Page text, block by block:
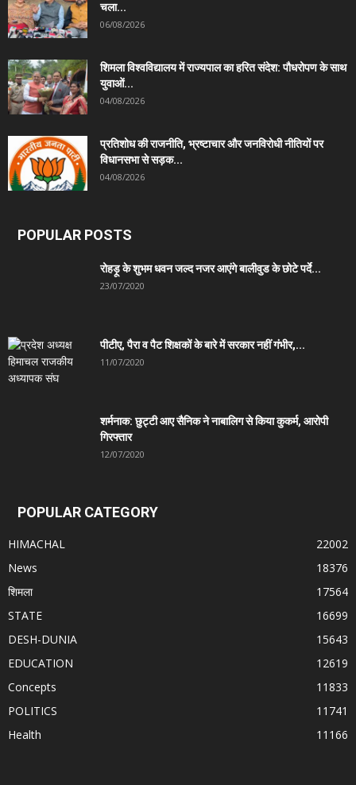
चला...
06/08/2026
शिमला विश्वविद्यालय में राज्यपाल का हरित संदेश: पौधरोपण के साथ
युवाओं...
04/08/2026
प्रतिशोध की राजनीति, भ्रष्टाचार और जनविरोधी नीतियों पर
विधानसभा से सड़क...
04/08/2026
POPULAR POSTS
रोहड़ू के शुभम धवन जल्द नजर आएंगे बालीवुड के छोटे पर्दे...
23/07/2020
पीटीए, पैरा व पैट शिक्षकों के बारे में सरकार नहीं गंभीर,...
11/07/2020
शर्मनाक: छुट्टी आए सैनिक ने नाबालिग से किया कुकर्म, आरोपी
गिरफ्तार
12/07/2020
POPULAR CATEGORY
HIMACHAL
22002
News
18376
शिमला
17564
STATE
16699
DESH-DUNIA
15643
EDUCATION
12619
Concepts
11833
POLITICS
11741
Health
11166